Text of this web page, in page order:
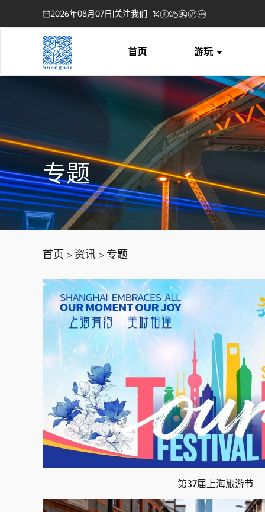
2026年08月07日|关注我们
首页 游玩
专题
首页 > 资讯 > 专题
第37届上海旅游节